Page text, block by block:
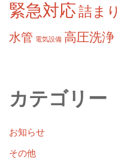
緊急対応詰まり
水管 電気設備 高圧洗浄
カテゴリー
お知らせ
その他